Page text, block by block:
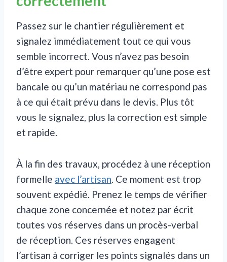
Passez sur le chantier régulièrement et
signalez immédiatement tout ce qui vous
semble incorrect. Vous n’avez pas besoin
d’être expert pour remarquer qu’une pose est
bancale ou qu’un matériau ne correspond pas
à ce qui était prévu dans le devis. Plus tôt
vous le signalez, plus la correction est simple
et rapide.
À la fin des travaux, procédez à une réception
formelle avec l’artisan. Ce moment est trop
souvent expédié. Prenez le temps de vérifier
chaque zone concernée et notez par écrit
toutes vos réserves dans un procès-verbal
de réception. Ces réserves engagent
l’artisan à corriger les points signalés dans un